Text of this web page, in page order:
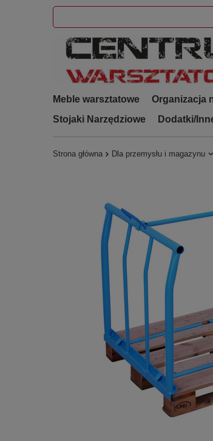
Meble warsztatowe Organizacja
Stojaki Narzędziowe
Dodatki/
Strona główna Dla przemysłu i magazynu